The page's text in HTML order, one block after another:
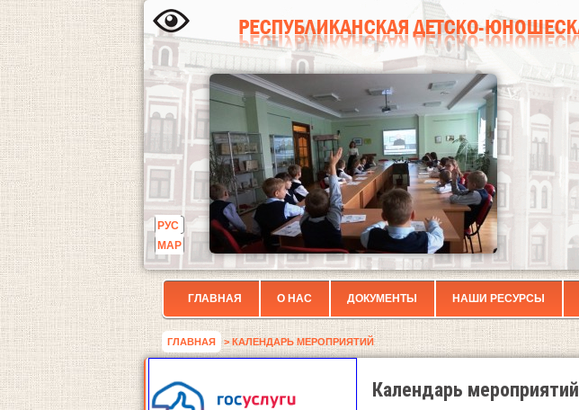
РУС
МАР
ГЛАВНАЯ О НАС ДОКУМЕНТЫ НАШИ РЕСУРСЫ
ГЛАВНАЯ > КАЛЕНДАРЬ МЕРОПРИЯТИЙ
Календарь мероприятий